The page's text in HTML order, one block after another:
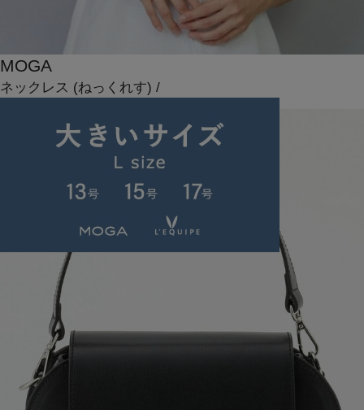
MOGA
ネックレス (ねっくれす) /